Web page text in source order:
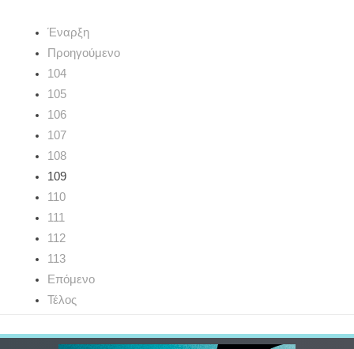
Έναρξη
Προηγούμενο
104
105
106
107
108
109
110
111
112
113
Επόμενο
Τέλος